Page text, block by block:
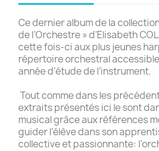
Ce dernier album de la
de l’Orchestre » d’Elisabeth
cette fois-ci aux plus jeunes
répertoire orchestral
année d’étude de l’instrument.
Tout comme dans les
extraits présentés ici le sont
musical grâce aux références
guider l’élève dans son
collective et passionnante: